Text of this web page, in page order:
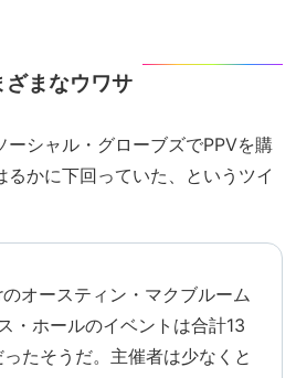
ざまなウワサ
ーシャル・グローブズでPPVを購
るかに下回っていた、というツイ
オースティン・マクブルーム
・ホールのイベントは合計13
たそうだ。主催者は少なくと